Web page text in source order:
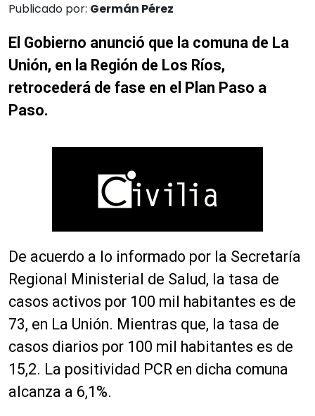
Publicado por: Germán Pérez
El Gobierno anunció que la comuna de La
Unión, en la Región de Los Ríos,
retrocederá de fase en el Plan Paso a
Paso.
De acuerdo a lo informado por la Secretaría
Regional Ministerial de Salud, la tasa de
casos activos por 100 mil habitantes es de
73, en La Unión. Mientras que, la tasa de
casos diarios por 100 mil habitantes es de
15,2. La positividad PCR en dicha comuna
alcanza a 6,1%.